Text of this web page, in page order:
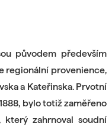
původem především
regionální provenience,
a Kateřinska. Prvotní
bylo totiž zaměřeno
zahrnoval soudní